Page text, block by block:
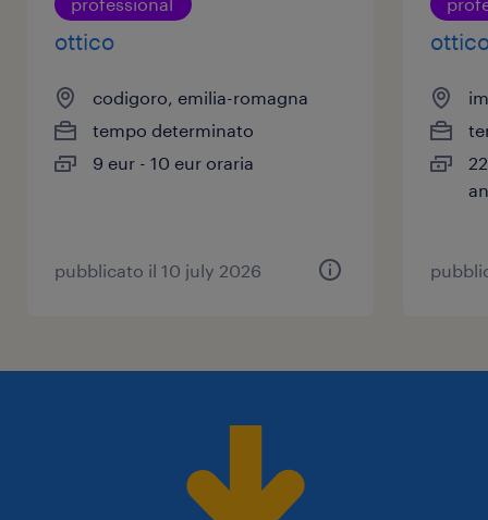
professional
ottico
codigoro, emilia-romagna
tempo determinato
9 eur - 10 eur oraria
pubblicato il 10 july 2026